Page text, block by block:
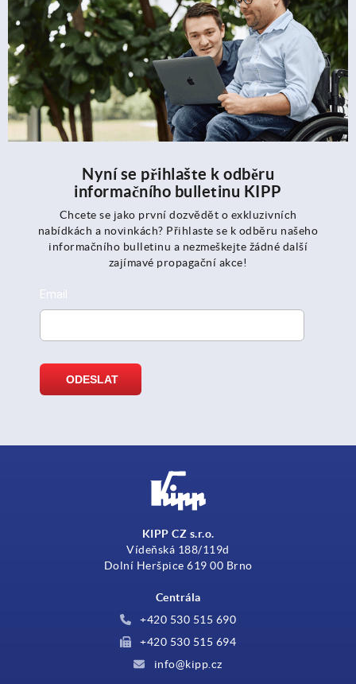
Nyní se přihlašte k odběru
informačního bulletinu KIPP
Chcete se jako první dozvědět o exkluzivních
nabídkách a novinkách? Přihlaste se k odběru našeho
informačního bulletinu a nezmeškejte žádné další
zajímavé propagační akce!
KIPP CZ s.r.o.
Vídeňská 188/119d
Dolní Heršpice 619 00 Brno
Centrála
+420 530 515 690
+420 530 515 694
info@kipp.cz